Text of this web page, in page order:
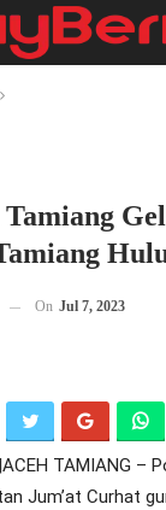
On Jul 7, 2023
TAMIANG –
Jum’at Curhat